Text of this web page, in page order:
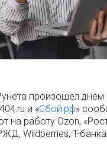
произошел днем
и «Сбой.рф»
на работу Ozon,
Wildberries, Т-